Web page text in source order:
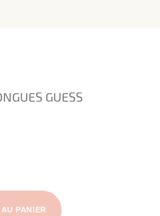
GUESS
PANIER